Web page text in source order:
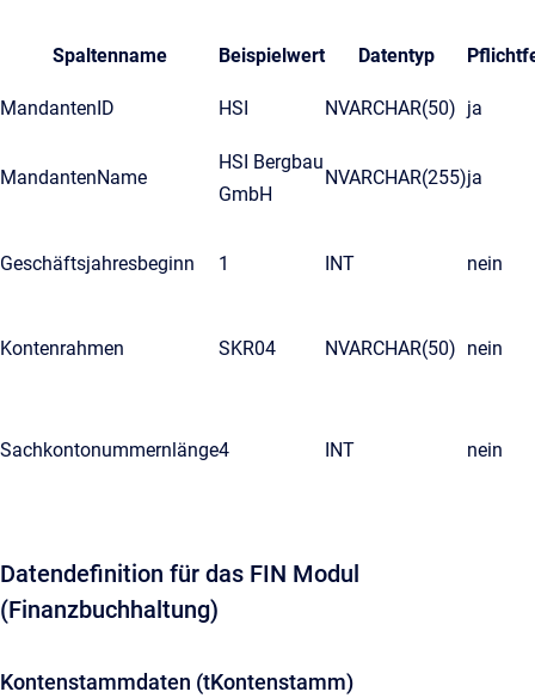
Spaltenname Beispielwert Datentyp
MandantenID HSI NVARCHAR(50) ja
MandantenName
HSI Bergbau
GmbH
NVARCHAR(255)ja
Geschäftsjahresbeginn 1 INT nein
Kontenrahmen SKR04 NVARCHAR(50) nein
Sachkontonummernlänge4 INT nein
Datendefinition für das FIN Modul
(Finanzbuchhaltung)
Kontenstammdaten (tKontenstamm)